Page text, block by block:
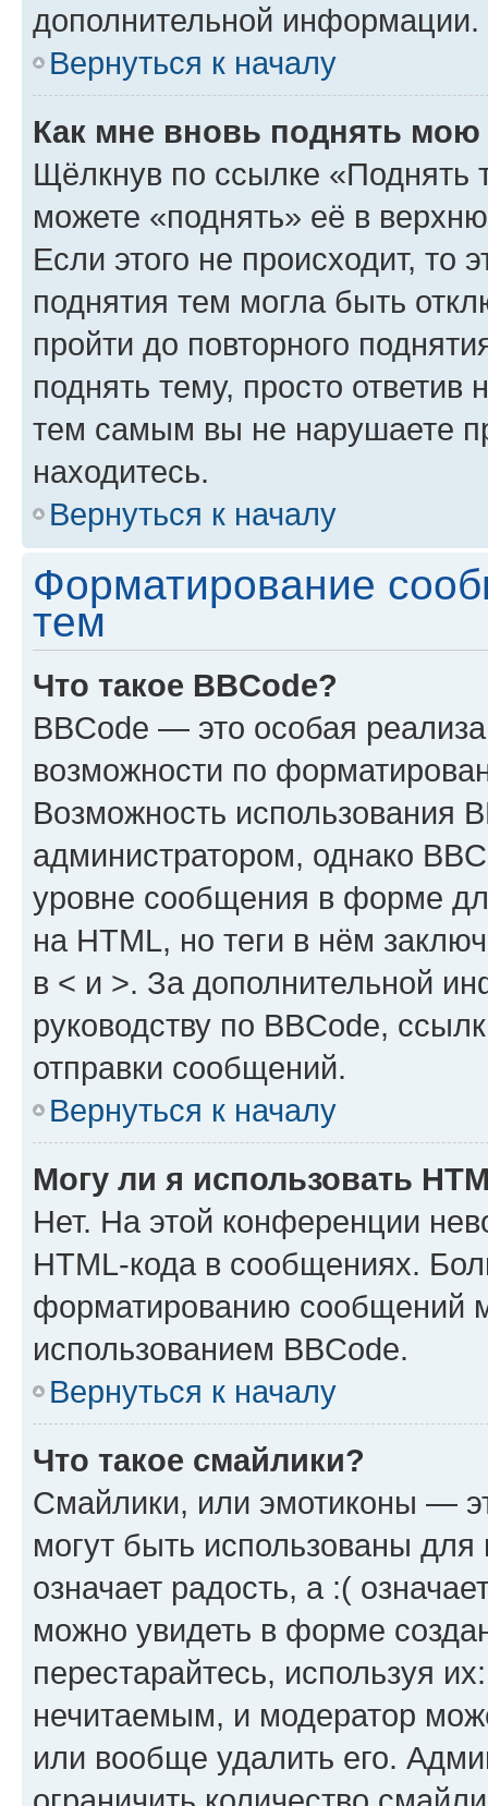
дополнительной информации.
Вернуться к началу
Как мне вновь поднять мою
Щёлкнув по ссылке «Поднять
можете «поднять» её в
Если этого не происходит, то
поднятия тем могла быть
пройти до повторного
поднять тему, просто ответив
тем самым вы не нарушаете
находитесь.
Вернуться к началу
Форматирование
тем
Что такое BBCode?
BBCode — это особая
возможности по
Возможность использования
администратором, однако
уровне сообщения в форме
на HTML, но теги в нём
в < и >. За дополнительной
руководству по BBCode,
отправки сообщений.
Вернуться к началу
Могу ли я использовать
Нет. На этой конференции
HTML-кода в сообщениях.
форматированию сообщений
использованием BBCode.
Вернуться к началу
Что такое смайлики?
Смайлики, или эмотиконы —
могут быть использованы
означает радость, а :(
можно увидеть в форме
перестарайтесь, используя
нечитаемым, и модератор
или вообще удалить его.